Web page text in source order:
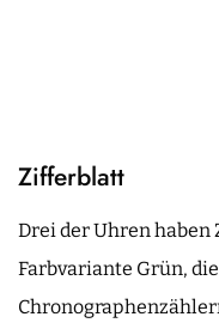
Zifferblatt
Drei der Uhren
Farbvariante Grün,